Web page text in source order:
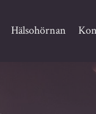
Hälsohörnan